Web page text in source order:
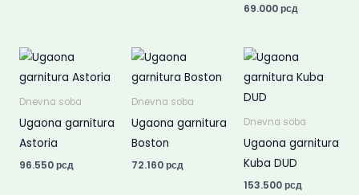
69.000рсд
Dnevna soba
Ugaona garnitura
Astoria
96.550рсд
Dnevna soba
Ugaona garnitura
Boston
72.160рсд
Dnevna soba
Ugaona garnitura
Kuba DUD
153.500рсд